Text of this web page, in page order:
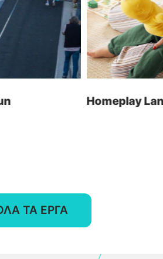
Homeplay
ΤΑ ΕΡΓΑ
Κατασκευή Ιστοσελίδων
Λογισμικό ERP
Ηλεκτρονικά Καταστήματα
Digital Marketing